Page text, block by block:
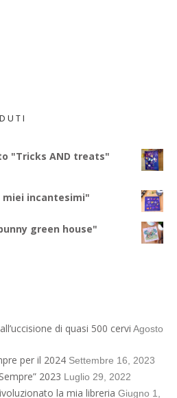
"Tricks AND treats"
miei incantesimi"
green house"
di quasi 500 cervi Agosto
per il 2024 Settembre 16, 2023
2023 Luglio 29, 2022
la mia libreria Giugno 1,